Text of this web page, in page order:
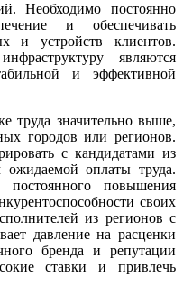
Необходимо постоянно
и обеспечивать
и устройств клиентов.
являются
и эффективной
труда значительно выше,
городов или регионов.
с кандидатами из
оплаты труда.
постоянного повышения
своих
из регионов с
давление на расценки
бренда и репутации
ставки и привлечь